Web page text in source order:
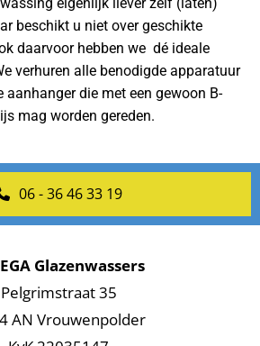
eigenlijk liever zelf (laten)
beschikt u niet over geschikte
daarvoor hebben we dé ideale
verhuren alle benodigde apparatuur
aanhanger die met een gewoon B-
mag worden gereden.
06 - 36 46 33 19
Glazenwassers
Pelgrimstraat 35
AN Vrouwenpolder